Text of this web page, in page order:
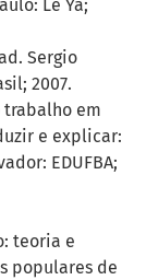
Le Ya;
Sergio
2007.
trabalho em
e explicar:
EDUFBA;
teoria e
populares de